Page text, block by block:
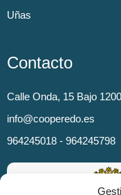
Uñas
Contacto
Calle Onda, 15 Bajo
info@cooperedo.es
964245018 - 964245798